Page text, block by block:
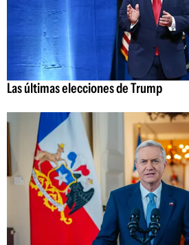
Las últimas elecciones de Trump